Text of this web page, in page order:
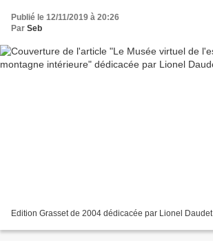
Publié le 12/11/2019 à 20:26
Par Seb
Edition Grasset de 2004 dédicacée par Lionel Daudet